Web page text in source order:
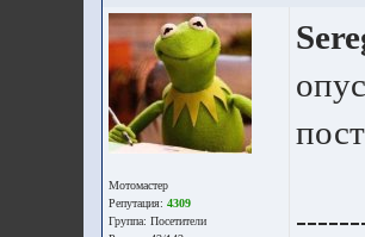
Мотомастер
Репутация: 4309
Группа: Посетители